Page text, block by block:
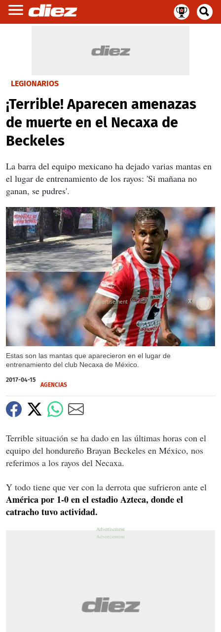
LEGIONARIOS
¡Terrible! Aparecen amenazas
de muerte en el Necaxa de
Beckeles
La barra del equipo mexicano ha dejado varias mantas en
el lugar de entrenamiento de los rayos: 'Si mañana no
ganan, se pudres'.
Estas son las mantas que aparecieron en el lugar de
entrenamiento del club Necaxa de México.
X
X
X
2017-04-15
AGENCIAS
Terrible situación se ha dado en las últimas horas con el
equipo del hondureño Brayan Beckeles en México, nos
referimos a los rayos del Necaxa.
Y todo tiene que ver con la derrota que sufrieron ante el
América por 1-0 en el estadio Azteca, donde el
catracho tuvo actividad.